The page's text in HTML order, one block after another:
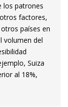
los patrones
factores,
países en
volumen del
Suiza
al 18%,